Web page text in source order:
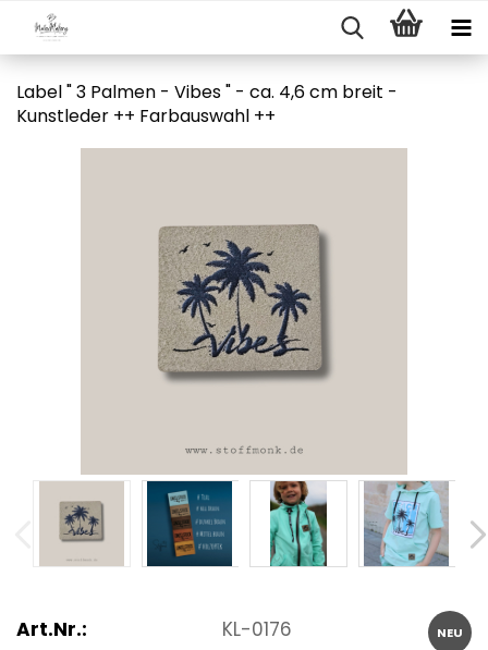
Label " 3 Palmen - Vibes " - ca. 4,6 cm breit -
Kunstleder ++ Farbauswahl ++
NEU
Art.Nr.:
KL-0176